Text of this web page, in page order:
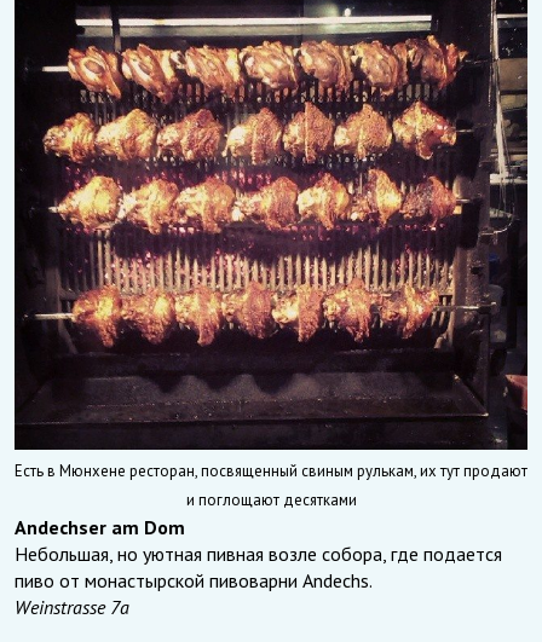
Есть в Мюнхене ресторан, посвященный свиным рулькам, их тут продают
и поглощают десятками
Andechser am Dom
Небольшая, но уютная пивная возле собора, где подается
пиво от монастырской пивоварни Andechs.
Weinstrasse 7a